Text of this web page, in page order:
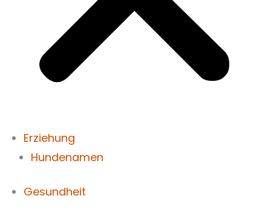
Erziehung
Hundenamen
Gesundheit